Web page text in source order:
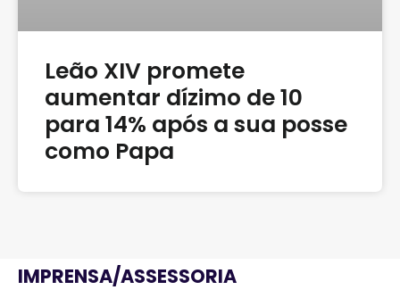
Leão XIV promete
aumentar dízimo de 10
para 14% após a sua posse
como Papa
IMPRENSA/ASSESSORIA